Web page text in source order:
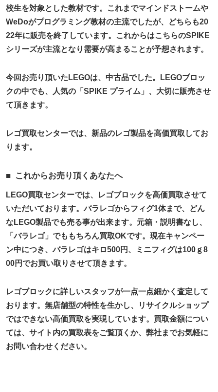
校生を対象とした教材です。これまでマインドストームや
WeDoがプログラミング教材の主流でしたが、どちらも20
22年に販売を終了しています。これからはこちらのSPIKE
シリーズが主流となり需要が高まることが予想されます。
今回お売り頂いたLEGOは、中古品でした。LEGOブロッ
クの中でも、人気の「SPIKE プライム」、大切に販売させ
て頂きます。
レゴ買取センターでは、新品のレゴ製品を高価買取してお
ります。
これからお売り頂くあなたへ
LEGO買取センターでは、レゴブロックを高価買取させて
いただいております。バラレゴからフィグ1体まで、どん
なLEGO製品でも売る事が出来ます。元箱・説明書なし、
「バラレゴ」でももちろん買取OKです。現在キャンペー
ン中につき、バラレゴはキロ500円、ミニフィグは100ｇ8
00円でお買い取りさせて頂きます。
レゴブロックに詳しいスタッフが一点一点細かく査定して
おります。無店舗型の特性を生かし、リサイクルショップ
ではできない高価買取を実現しています。買取金額につい
ては、サイト内の買取表をご覧頂くか、弊社までお気軽に
お問い合わせください。